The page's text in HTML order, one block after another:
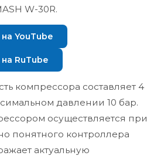
W-30R.
YouTube
RuTube
компрессора составляет 4
давлении 10 бар.
осуществляется при
понятного контроллера
актуальную